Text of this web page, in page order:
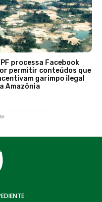
processa Facebook
permitir conteúdos que
garimpo ilegal
Amazônia